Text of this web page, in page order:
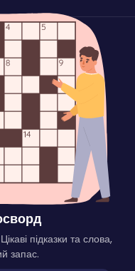
підказки та слова,
запас.